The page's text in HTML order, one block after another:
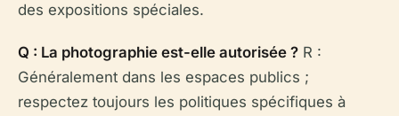
des expositions spéciales.
Q : La photographie est-elle autorisée ? R :
Généralement dans les espaces publics ;
respectez toujours les politiques spécifiques à